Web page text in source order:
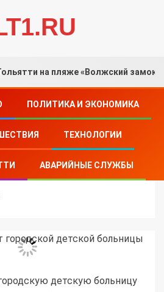
на пляже «Волжский
ПОЛИТИКА И ЭКОНОМИКА
ТЕХНОЛОГИИ
АВАРИЙНЫЕ СЛУЖБЫ
детской больницы
детскую больницу